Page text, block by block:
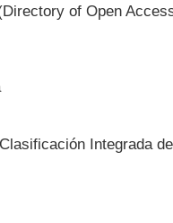
of Open
Integrada